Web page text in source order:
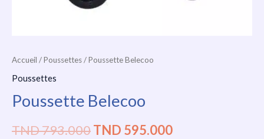
Accueil /Poussettes/ Poussette Belecoo
Poussettes
Poussette Belecoo
TND793.000TND 595.000